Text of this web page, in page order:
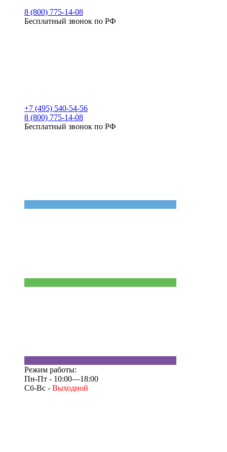
8 (800) 775-14-08
Бесплатный звонок по РФ
+7 (495) 540-54-56
8 (800) 775-14-08
Бесплатный звонок по РФ
Режим работы:
Пн-Пт - 10:00—18:00
Сб-Вс - Выходной